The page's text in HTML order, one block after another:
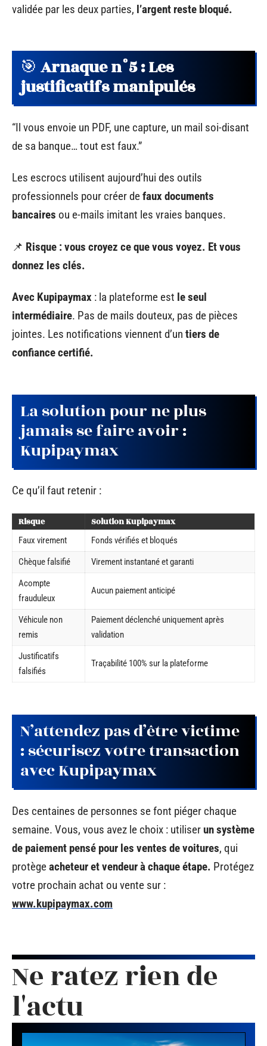
validée par les deux parties, l’argent reste bloqué.
🎯 Arnaque n°5 : Les
justificatifs manipulés
“Il vous envoie un PDF, une capture, un mail soi-disant
de sa banque… tout est faux.”
Les escrocs utilisent aujourd’hui des outils
professionnels pour créer defaux documents
bancaires ou e-mails imitant les vraies banques.
📌 Risque : vous croyez ce que vous voyez. Et vous
donnez les clés.
Avec Kupipaymax : la plateforme est le seul
intermédiaire. Pas de mails douteux, pas de pièces
jointes. Les notifications viennent d’un tiers de
confiance certifié.
La solution pour ne plus
jamais se faire avoir :
Kupipaymax
Ce qu’il faut retenir :
Risque Solution Kupipaymax
Faux virement
Fonds vérifiés et bloqués
Chèque falsifié
Virement instantané et garanti
Acompte
frauduleux
Aucun paiement anticipé
Véhicule non
remis
Paiement déclenché uniquement après
validation
Justificatifs
falsifiés
Traçabilité 100% sur la plateforme
N’attendez pas d’être victime
: sécurisez votre transaction
avec Kupipaymax
Des centaines de personnes se font piéger chaque
semaine. Vous, vous avez le choix : utiliser un système
de paiement pensé pour les ventes de voitures, qui
protègeacheteur et vendeur à chaque étape. Protégez
votre prochain achat ou vente sur :
www.kupipaymax.com
Ne ratez rien de
l'actu